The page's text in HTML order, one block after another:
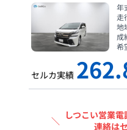
年
走
地
成
希
セルカ実績
＼ しつこい営業電
連絡は